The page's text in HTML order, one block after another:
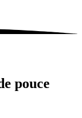
pouce